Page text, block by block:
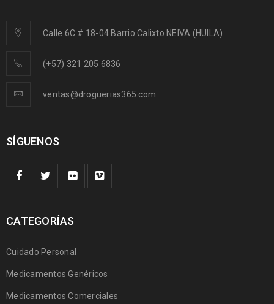
Calle 6C # 18-04 Barrio Calixto NEIVA (HUILA)
(+57) 321 205 6836
ventas@droguerias365.com
SÍGUENOS
CATEGORÍAS
Cuidado Personal
Medicamentos Genéricos
Medicamentos Comerciales